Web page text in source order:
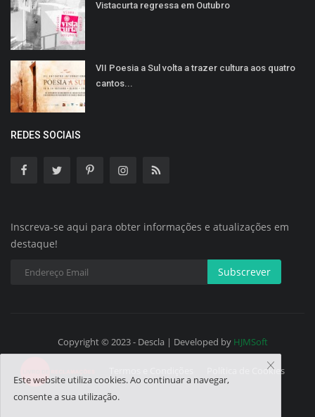
Vistacurta regressa em Outubro
VII Poesia a Sul volta a trazer cultura aos quatro
cantos...
REDES SOCIAIS
Inscreva-se aqui para obter informações e atualizações em
destaque!
Subscrever
Copyright © 2023 - Descla | Developed by HJMSoft
Política de Cookies
Este website utiliza cookies. Ao continuar a navegar,
consente a sua utilização.